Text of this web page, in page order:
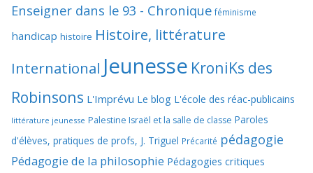
Enseigner dans le 93 - Chronique féminisme
handicap histoire Histoire, littérature
International Jeunesse KroniKs des
Robinsons L'Imprévu Le blog L'école des réac-publicains
littérature jeunesse Palestine Israël et la salle de classe Paroles
d'élèves, pratiques de profs, J. Triguel Précarité pédagogie
Pédagogie de la philosophie Pédagogies critiques